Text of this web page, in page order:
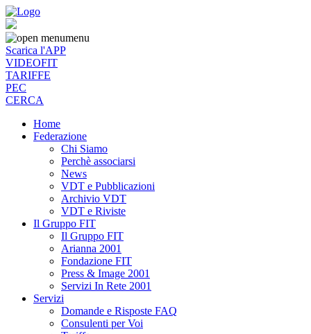
menu
Scarica l'APP
VIDEOFIT
TARIFFE
PEC
CERCA
Home
Federazione
Chi Siamo
Perchè associarsi
News
VDT e Pubblicazioni
Archivio VDT
VDT e Riviste
Il Gruppo FIT
Il Gruppo FIT
Arianna 2001
Fondazione FIT
Press & Image 2001
Servizi In Rete 2001
Servizi
Domande e Risposte FAQ
Consulenti per Voi